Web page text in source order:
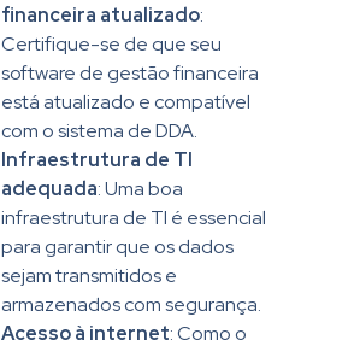
financeira atualizado:
Certifique-se de que seu
software de gestão financeira
está atualizado e compatível
com o sistema de DDA.
Infraestrutura de TI
adequada: Uma boa
infraestrutura de TI é essencial
para garantir que os dados
sejam transmitidos e
armazenados com segurança.
Acesso à internet: Como o